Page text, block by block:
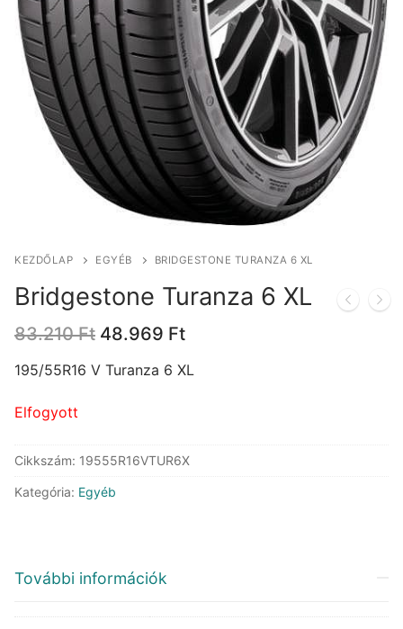
KEZDŐLAP EGYÉB BRIDGESTONE TURANZA 6 XL
Bridgestone Turanza 6 XL
83.210Ft Original
was:
48.969 FtCurrent
is:
195/55R16 V Turanza 6 XL
Elfogyott
Cikkszám: 19555R16VTUR6X
Kategória: Egyéb
További információk